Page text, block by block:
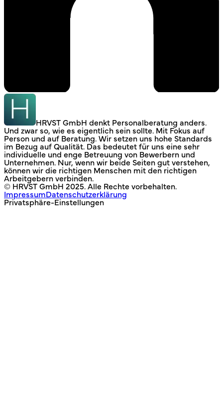
HRVST GmbH denkt Personalberatung anders.
Und zwar so, wie es eigentlich sein sollte. Mit Fokus auf
Person und auf Beratung. Wir setzen uns hohe Standards
im Bezug auf Qualität. Das bedeutet für uns eine sehr
individuelle und enge Betreuung von Bewerbern und
Unternehmen. Nur, wenn wir beide Seiten gut verstehen,
können wir die richtigen Menschen mit den richtigen
Arbeitgebern verbinden.
© HRVST GmbH 2025. Alle Rechte vorbehalten.
Impressum Datenschutzerklärung
Privatsphäre-Einstellungen